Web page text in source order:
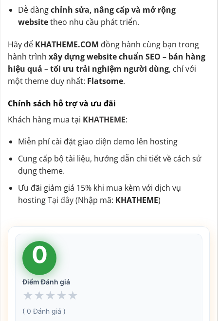
Dễ dàngchỉnh sửa, nâng cấp và mở rộng
websitetheo nhu cầu phát triển.
Hãy để KHATHEME.COM đồng hành cùng bạn trong
hành trình xây dựng website chuẩn SEO – bán hàng
hiệu quả – tối ưu trải nghiệm người dùng, chỉ với
một theme duy nhất: Flatsome.
Chính sách hỗ trợ và ưu đãi
Khách hàng mua tại KHATHEME:
Miễn phí cài đặt giao diện demo lên hosting
Cung cấp bộ tài liệu, hướng dẫn chi tiết về cách sử
dụng theme.
Ưu đãi giảm giá 15% khi mua kèm với dịch vụ
hostingTại đây(Nhập mã: KHATHEME)
0
Điểm Đánh giá
★ ★ ★ ★ ★
( 0 Đánh giá )